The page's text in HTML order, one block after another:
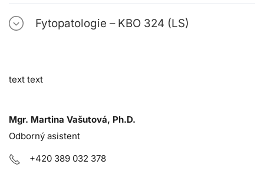
Fytopatologie – KBO 324 (LS)
text text
Mgr. Martina Vašutová, Ph.D.
Odborný asistent
+420 389 032 378